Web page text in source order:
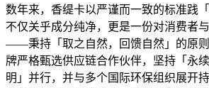
数年来，香缇卡以严谨而一致的标准践
不仅关乎成分纯净，更是一份对消费者
——秉持「取之自然，回馈自然」的原
牌严格甄选供应链合作伙伴，坚持「永
明」并行，并与多个国际环保组织展开